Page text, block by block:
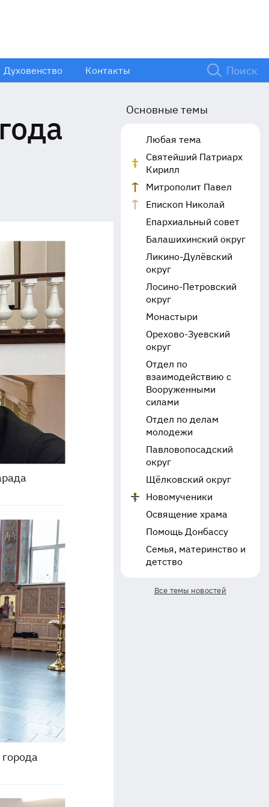
Духовенство Контакты
Основные темы
Любая тема
Святейший Патриарх
Кирилл
Митрополит Павел
Епископ Николай
Епархиальный совет
Балашихинский округ
Ликино-Дулёвский
округ
Лосино-Петровский
округ
Монастыри
Орехово-Зуевский
округ
Отдел по
взаимодействию с
Вооруженными
силами
Отдел по делам
молодежи
Павловопосадский
округ
Щёлковский округ
Новомученики
Освящение храма
Помощь Донбассу
Семья, материнство и
детство
Все темы новостей